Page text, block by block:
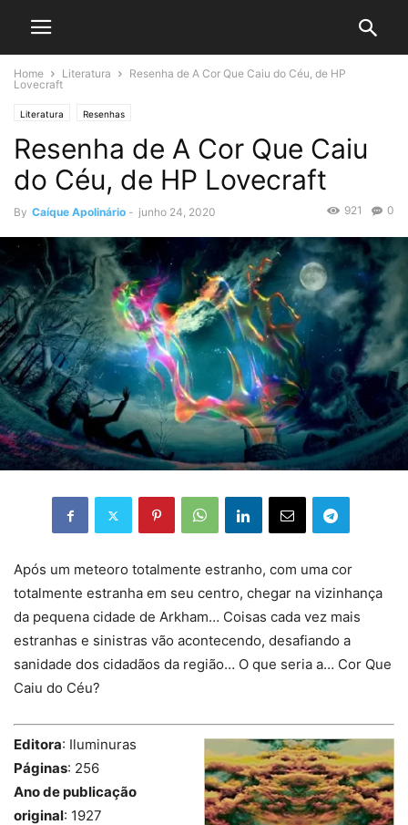
Home Literatura
Resenha de A Cor Que Caiu do Céu, de HP
Lovecraft
Literatura Resenhas
Resenha de A Cor Que Caiu
do Céu, de HP Lovecraft
By Caíque Apolinário - junho 24, 2020 0
921
Após um meteoro totalmente estranho, com uma cor
totalmente estranha em seu centro, chegar na vizinhança
da pequena cidade de Arkham… Coisas cada vez mais
estranhas e sinistras vão acontecendo, desafiando a
sanidade dos cidadãos da região… O que seria a… Cor Que
Caiu do Céu?
Editora: Iluminuras
Páginas: 256
Ano de publicação
original: 1927